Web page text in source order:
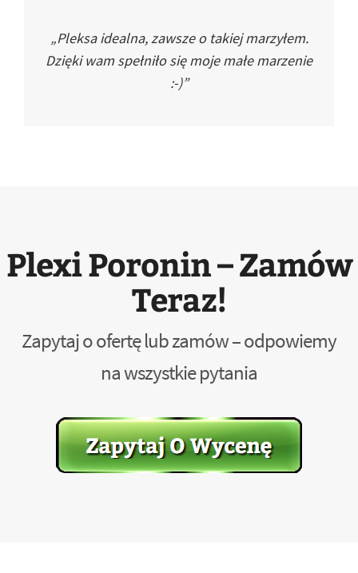
„Pleksa idealna, zawsze o takiej marzyłem.
Dzięki wam spełniło się moje małe marzenie
:-)”
Plexi Poronin – Zamów
Teraz!
Zapytaj o ofertę lub zamów – odpowiemy
na wszystkie pytania